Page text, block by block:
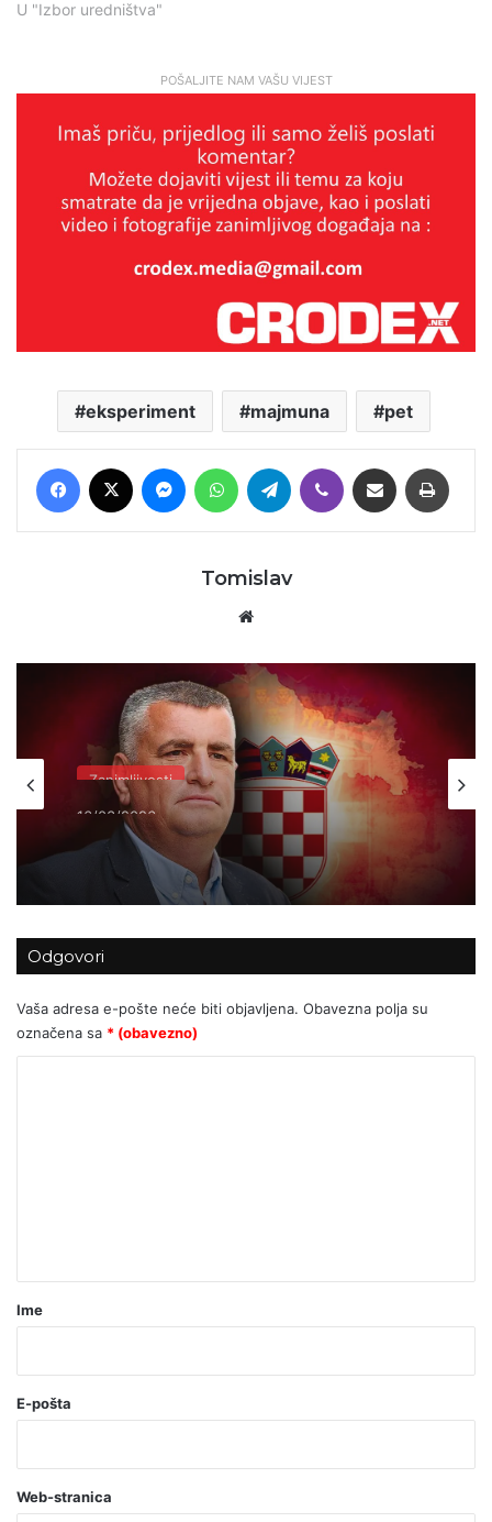
U "Izbor uredništva"
POŠALJITE NAM VAŠU VIJEST
eksperiment majmuna pet
Facebook MessengerWhatsAppTelegram Viber Podijeli putem E-maila
Tomislav
Zanimljivosti
16/03/2026
Miro Bulj odgovorio na ”prijetnje” iz
Srbije
Odgovori
Vaša adresa e-pošte neće biti objavljena. Obavezna polja su
označena sa * (obavezno)
r
o
a
v
Ime
E-pošta
Web-stranica